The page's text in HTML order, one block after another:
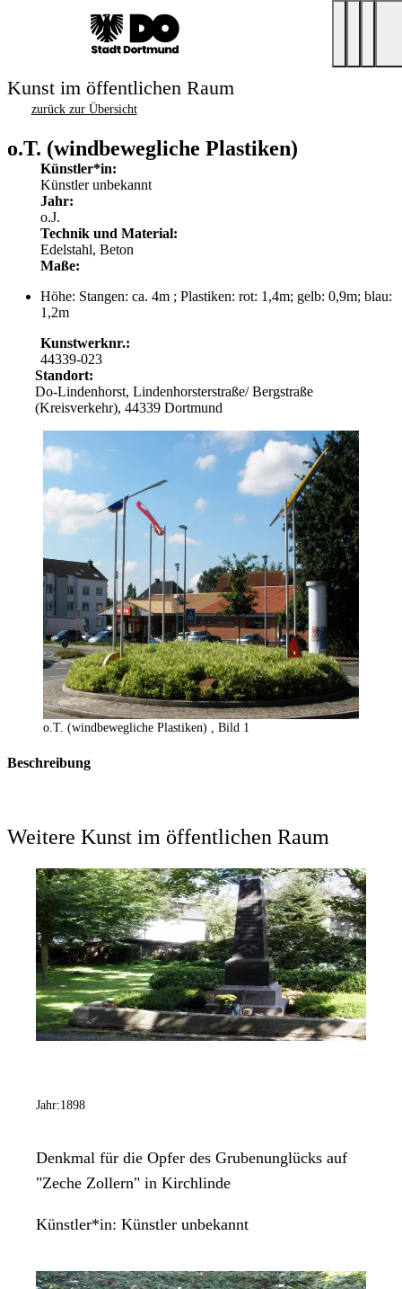
Kunst im öffentlichen Raum
zurück zur Übersicht
o.T. (windbewegliche Plastiken)
Künstler*in:
Künstler unbekannt
Jahr:
o.J.
Technik und Material:
Edelstahl, Beton
Maße:
Höhe: Stangen: ca. 4m ; Plastiken: rot: 1,4m; gelb: 0,9m; blau:
1,2m
Kunstwerknr.:
44339-023
Standort:
Do-Lindenhorst, Lindenhorsterstraße/ Bergstraße
(Kreisverkehr), 44339 Dortmund
o.T. (windbewegliche Plastiken) , Bild 1
Beschreibung
Weitere Kunst im öffentlichen Raum
Jahr:1898
Denkmal für die Opfer des Grubenunglücks auf
"Zeche Zollern" in Kirchlinde
Künstler*in: Künstler unbekannt